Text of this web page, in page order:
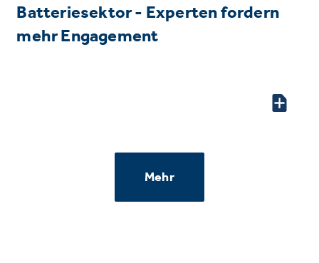
Batteriesektor - Experten fordern
mehr Engagement
Mehr